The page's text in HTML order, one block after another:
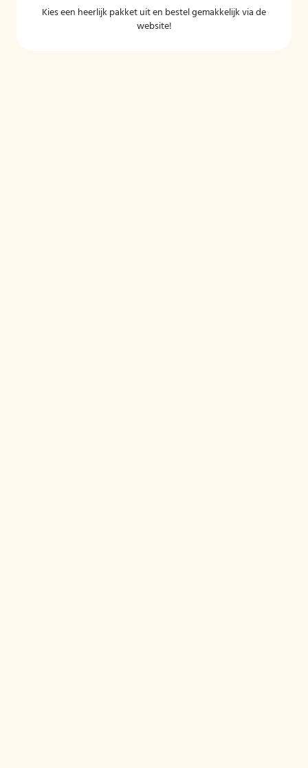
Kies een heerlijk pakket uit en bestel gemakkelijk via de
website!